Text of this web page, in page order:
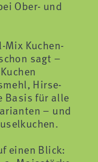
Ober- und
Mix Kuchen-
sagt –
Hirse-
Basis für alle
– und
einen Blick: